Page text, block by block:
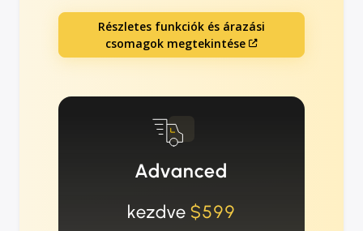
Részletes funkciók és árazási
csomagok megtekintése
Advanced
kezdve$599